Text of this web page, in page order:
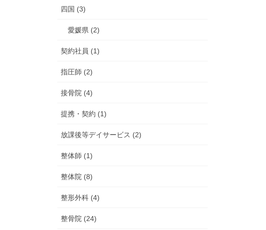
四国 (3)
愛媛県 (2)
契約社員 (1)
指圧師 (2)
接骨院 (4)
提携・契約 (1)
放課後等デイサービス (2)
整体師 (1)
整体院 (8)
整形外科 (4)
整骨院 (24)